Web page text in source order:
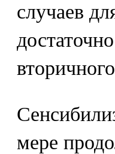
случаев
мере